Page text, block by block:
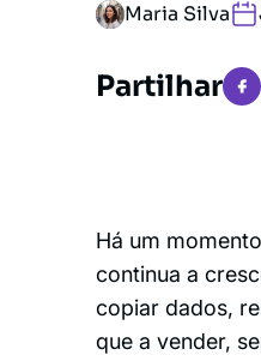
Maria Silva
Partilhar
Há um
continua a
copiar dados,
que a vender,